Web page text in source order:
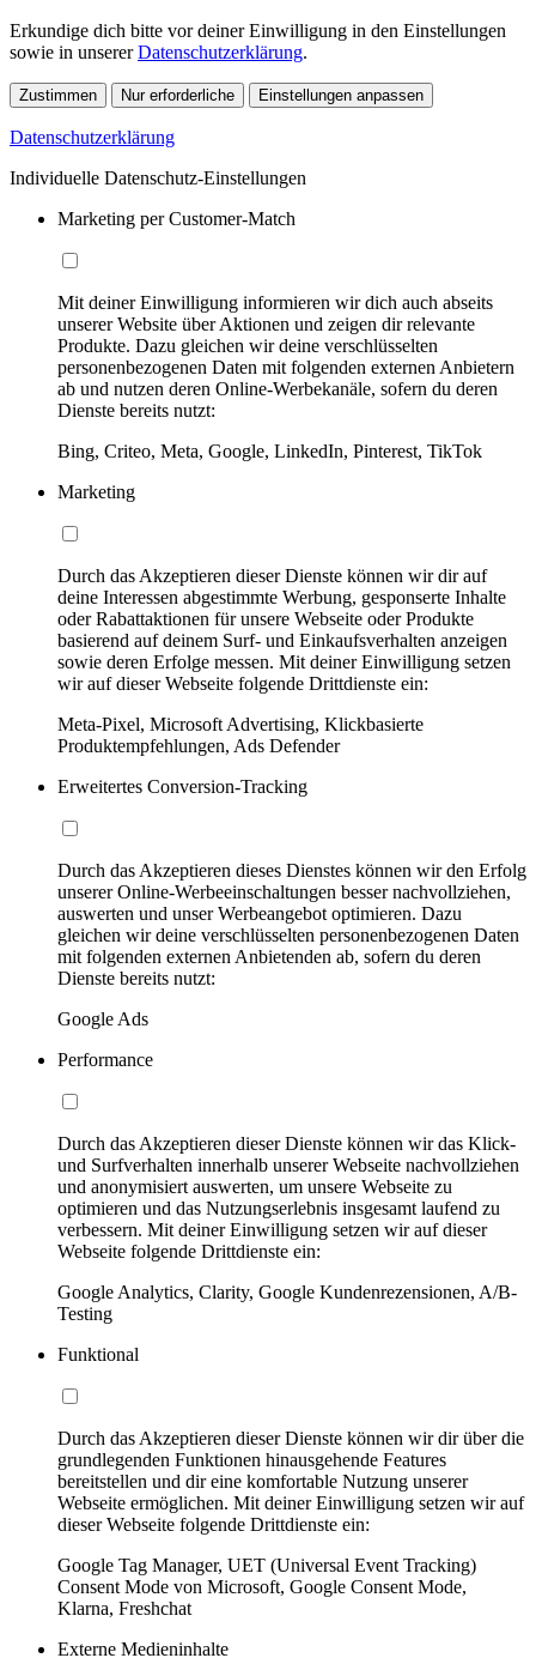
Erkundige dich bitte vor deiner Einwilligung in den Einstellungen
sowie in unsererDatenschutzerklärung.
Zustimmen Nur erforderliche Einstellungen anpassen
Datenschutzerklärung
Individuelle Datenschutz-Einstellungen
Marketing per Customer-Match
Mit deiner Einwilligung informieren wir dich auch abseits
unserer Website über Aktionen und zeigen dir relevante
Produkte. Dazu gleichen wir deine verschlüsselten
personenbezogenen Daten mit folgenden externen Anbietern
ab und nutzen deren Online-Werbekanäle, sofern du deren
Dienste bereits nutzt:
Bing, Criteo, Meta, Google, LinkedIn, Pinterest, TikTok
Marketing
Durch das Akzeptieren dieser Dienste können wir dir auf
deine Interessen abgestimmte Werbung, gesponserte Inhalte
oder Rabattaktionen für unsere Webseite oder Produkte
basierend auf deinem Surf- und Einkaufsverhalten anzeigen
sowie deren Erfolge messen. Mit deiner Einwilligung setzen
wir auf dieser Webseite folgende Drittdienste ein:
Meta-Pixel, Microsoft Advertising, Klickbasierte
Produktempfehlungen, Ads Defender
Erweitertes Conversion-Tracking
Durch das Akzeptieren dieses Dienstes können wir den Erfolg
unserer Online-Werbeeinschaltungen besser nachvollziehen,
auswerten und unser Werbeangebot optimieren. Dazu
gleichen wir deine verschlüsselten personenbezogenen Daten
mit folgenden externen Anbietenden ab, sofern du deren
Dienste bereits nutzt:
Google Ads
Performance
Durch das Akzeptieren dieser Dienste können wir das Klick-
und Surfverhalten innerhalb unserer Webseite nachvollziehen
und anonymisiert auswerten, um unsere Webseite zu
optimieren und das Nutzungserlebnis insgesamt laufend zu
verbessern. Mit deiner Einwilligung setzen wir auf dieser
Webseite folgende Drittdienste ein:
Google Analytics, Clarity, Google Kundenrezensionen, A/B-
Testing
Funktional
Durch das Akzeptieren dieser Dienste können wir dir über die
grundlegenden Funktionen hinausgehende Features
bereitstellen und dir eine komfortable Nutzung unserer
Webseite ermöglichen. Mit deiner Einwilligung setzen wir auf
dieser Webseite folgende Drittdienste ein:
Google Tag Manager, UET (Universal Event Tracking)
Consent Mode von Microsoft, Google Consent Mode,
Klarna, Freshchat
Externe Medieninhalte